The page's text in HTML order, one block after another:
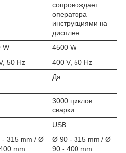
сопровождает
оператора
инструкциями на
дисплее.
W
4500 W
50 Hz
400 V, 50 Hz
Да
3000 циклов
сварки
USB
- 315 mm / Ø
mm
Ø 90 - 315 mm / Ø
90 - 400 mm